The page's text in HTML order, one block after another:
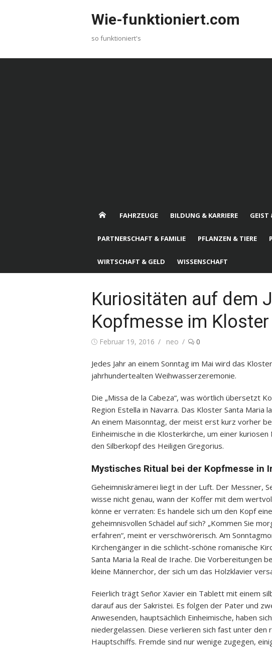
Wie-funktioniert.com
so funktioniert's
FAHRZEUGE BILDUNG & KARRIERE GEIST
PARTNERSCHAFT & FAMILIE PFLANZEN & TIERE
WIRTSCHAFT & GELD WISSENSCHAFT
Kuriositäten auf dem
Kopfmesse im
Posted
Februar 19, 2016 Author
neo 0
Jedes Jahr an einem Sonntag im Mai wird das
jahrhundertealten Weihwasserzeremonie.
Die „Missa de la Cabeza“, was wörtlich übersetzt
Region Estella in Navarra. Das Kloster Santa Maria
An einem Maisonntag, der meist erst kurz vorher
Einheimische in die Klosterkirche, um einer
den Silberkopf des Heiligen Gregorius.
Mystisches Ritual bei der Kopfmesse in
Geheimniskrämerei liegt in der Luft. Der Messner,
wisse nicht genau, wann der Koffer mit dem
könne er verraten: Es handele sich um den Kopf
geheimnisvollen Schädel auf sich? „Kommen Sie
erfahren“, meint er verschwörerisch. Am
Kirchengänger in die schlicht-schöne romanische
Santa Maria la Real de Irache. Die Vorbereitungen
kleine Männerchor, der sich um das Holzklavier
Feierlich trägt Señor Xavier ein Tablett mit einem
darauf aus der Sakristei. Es folgen der Pater und
Anwesenden, hauptsächlich Einheimische, haben
niedergelassen. Diese verlieren sich fast unter den
Hauptschiffs. Fremde sind nur wenige zugegen,